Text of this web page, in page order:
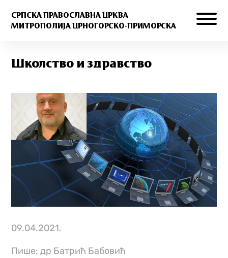
СРПСКА ПРАВОСЛАВНА ЦРКВА
МИТРОПОЛИЈА ЦРНОГОРСКО-ПРИМОРСКА
Школство и здравство
09.04.2021.
Пише: др Батрић Бабовић